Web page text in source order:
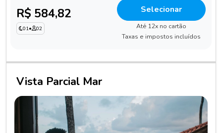
R$ 584,82
01• 02
Selecionar
Até 12x no cartão
Taxas e impostos incluídos
Vista Parcial Mar